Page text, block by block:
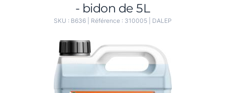
- bidon de 5L
SKU : B636| Référence : 310005| DALEP